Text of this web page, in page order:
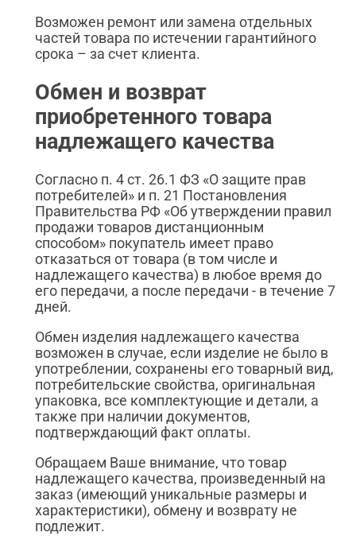
Возможен ремонт или замена отдельных
частей товара по истечении гарантийного
срока – за счет клиента.
Обмен и возврат
приобретенного товара
надлежащего качества
Согласно п. 4 ст. 26.1 ФЗ «О защите прав
потребителей» и п. 21 Постановления
Правительства РФ «Об утверждении правил
продажи товаров дистанционным
способом» покупатель имеет право
отказаться от товара (в том числе и
надлежащего качества) в любое время до
его передачи, а после передачи - в течение 7
дней.
Обмен изделия надлежащего качества
возможен в случае, если изделие не было в
употреблении, сохранены его товарный вид,
потребительские свойства, оригинальная
упаковка, все комплектующие и детали, а
также при наличии документов,
подтверждающий факт оплаты.
Обращаем Ваше внимание, что товар
надлежащего качества, произведенный на
заказ (имеющий уникальные размеры и
характеристики), обмену и возврату не
подлежит.